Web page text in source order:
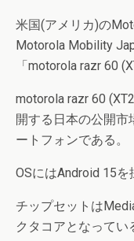
米国(アメリカ)の
Motorola Mobility
「motorola razr 60
motorola razr 60
開する日本の公開市
ートフォンである。
OSにはAndroid 15を
チップセットは
クタコアとなってい